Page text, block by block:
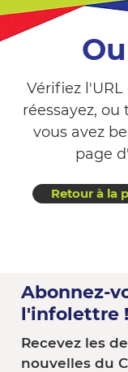
Vérifiez
réessayez,
vous avez
page
Retour à la
Abonnez-
l'infolettre !
Recevez les
nouvelles du